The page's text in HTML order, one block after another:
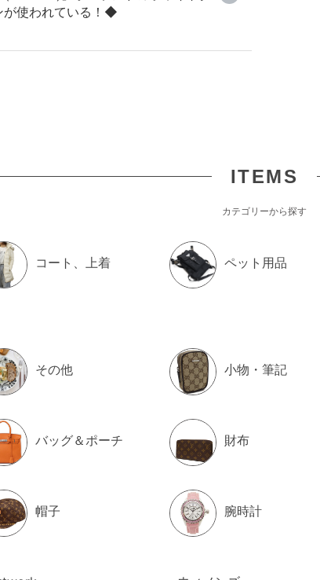
が使われている！◆
ITEMS
カテゴリーから探す
コート、上着 ペット用品
その他 小物・筆記
バッグ＆ポーチ 財布
帽子 腕時計